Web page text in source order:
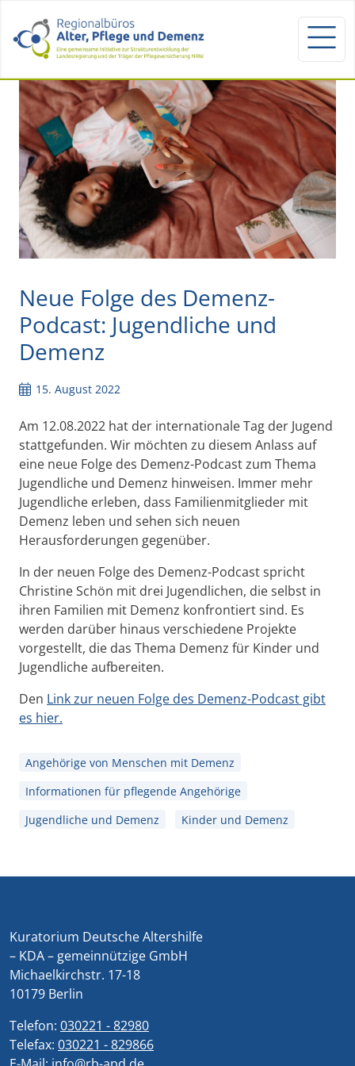
Neue Folge des Demenz-
Podcast: Jugendliche und
Demenz
15. August 2022
Am 12.08.2022 hat der internationale Tag der Jugend
stattgefunden. Wir möchten zu diesem Anlass auf
eine neue Folge des Demenz-Podcast zum Thema
Jugendliche und Demenz hinweisen. Immer mehr
Jugendliche erleben, dass Familienmitglieder mit
Demenz leben und sehen sich neuen
Herausforderungen gegenüber.
In der neuen Folge des Demenz-Podcast spricht
Christine Schön mit drei Jugendlichen, die selbst in
ihren Familien mit Demenz konfrontiert sind. Es
werden darüber hinaus verschiedene Projekte
vorgestellt, die das Thema Demenz für Kinder und
Jugendliche aufbereiten.
Den Link zur neuen Folge des Demenz-Podcast gibt
es hier.
Angehörige von Menschen mit Demenz
Informationen für pflegende Angehörige
Jugendliche und Demenz
Kinder und Demenz
Kuratorium Deutsche Altershilfe
– KDA – gemeinnützige GmbH
Michaelkirchstr. 17-18
10179 Berlin
Telefon: 030221 - 82980
Telefax: 030221 - 829866